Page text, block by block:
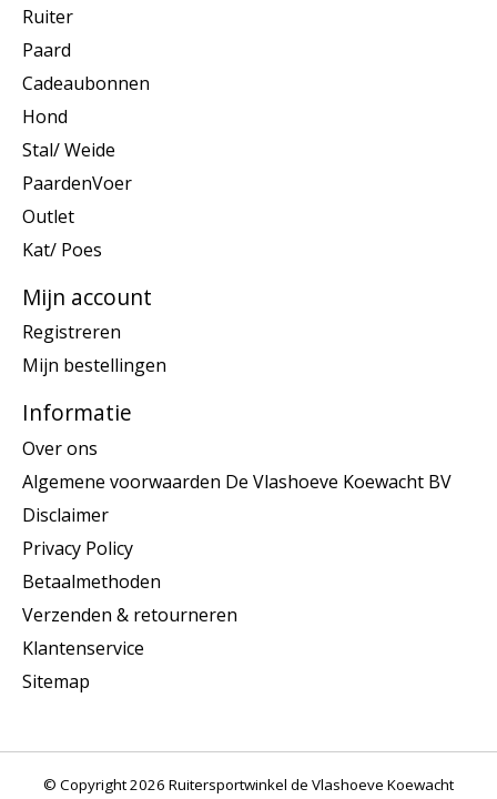
Ruiter
Paard
Cadeaubonnen
Hond
Stal/ Weide
PaardenVoer
Outlet
Kat/ Poes
Mijn account
Registreren
Mijn bestellingen
Informatie
Over ons
Algemene voorwaarden De Vlashoeve Koewacht BV
Disclaimer
Privacy Policy
Betaalmethoden
Verzenden & retourneren
Klantenservice
Sitemap
© Copyright 2026 Ruitersportwinkel de Vlashoeve Koewacht